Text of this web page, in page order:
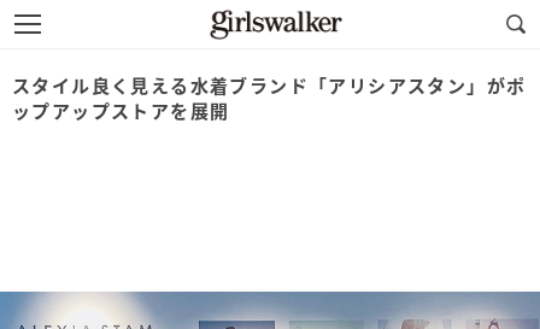
スタイル良く見える水着ブランド「アリシアスタン」がポ
ップアップストアを展開